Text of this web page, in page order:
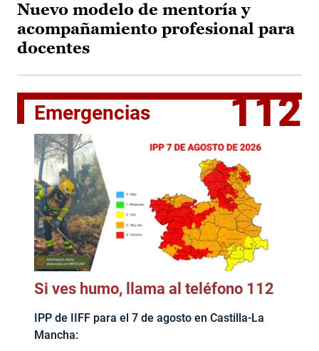
Nuevo modelo de mentoría y
acompañamiento profesional para
docentes
Emergencias 112
Si ves humo, llama al teléfono 112
IPP de IIFF para el 7 de agosto en Castilla-La
Mancha: